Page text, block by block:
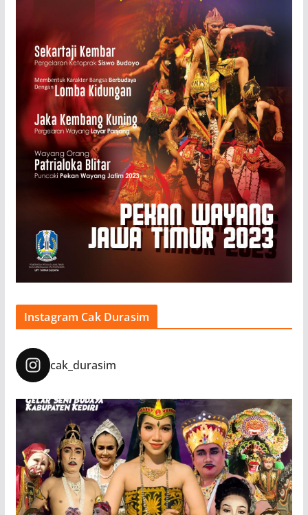
Instagram Cak Durasim
cak_durasim